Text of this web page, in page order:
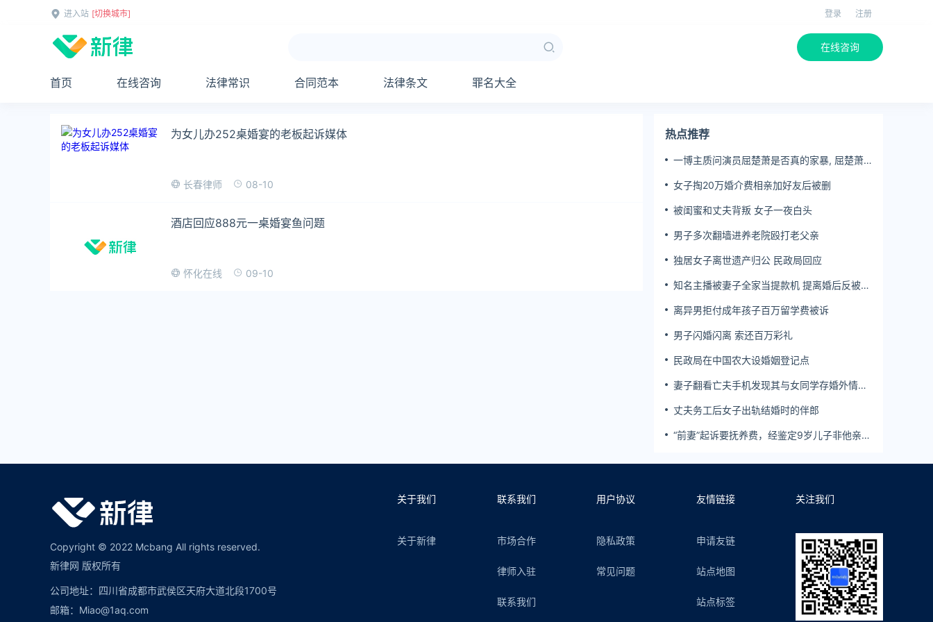
进入站 [切换城市] 登录 注册
在线咨询
首页 在线咨询 法律常识 合同范本 法律条文 罪名大全
为女儿办252桌婚宴的老板起诉媒体
长春律师 08-10
酒店回应888元一桌婚宴鱼问题
怀化在线 09-10
热点推荐
一博主质问演员屈楚萧是否真的家暴, 屈楚萧
女子掏20万婚介费相亲加好友后被删
被闺蜜和丈夫背叛 女子一夜白头
男子多次翻墙进养老院殴打老父亲
独居女子离世遗产归公 民政局回应
知名主播被妻子全家当提款机 提离婚后反被对
离异男拒付成年孩子百万留学费被诉
男子闪婚闪离 索还百万彩礼
民政局在中国农大设婚姻登记点
妻子翻看亡夫手机发现其与女同学存婚外情，
丈夫务工后女子出轨结婚时的伴郎
“前妻”起诉要抚养费，经鉴定9岁儿子非他亲
Copyright © 2022 Mcbang All rights reserved.
新律网 版权所有
公司地址：四川省成都市武侯区天府大道北段1700号
邮箱：Miao@1aq.com
关于我们
关于新律
联系我们
市场合作
律师入驻
联系我们
用户协议
隐私政策
常见问题
友情链接
申请友链
站点地图
站点标签
关注我们